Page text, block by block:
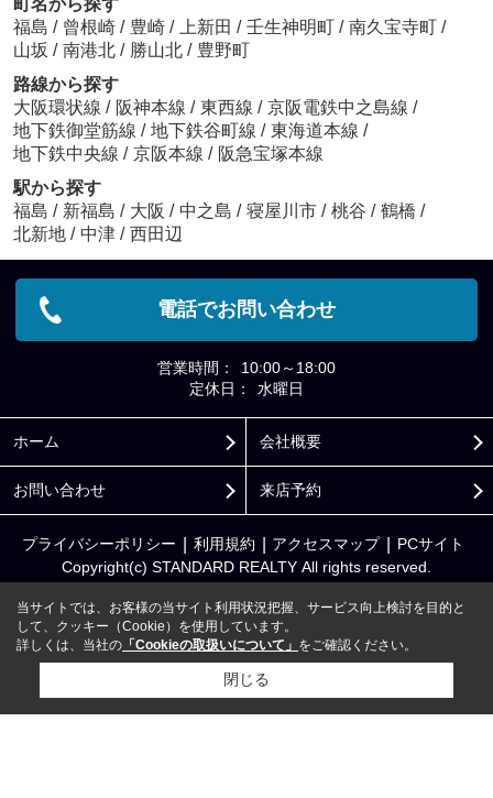
町名から探す
福島 / 曾根崎 / 豊崎 / 上新田 / 壬生神明町 / 南久宝寺町 /
山坂 / 南港北 / 勝山北 / 豊野町
路線から探す
大阪環状線 / 阪神本線 / 東西線 / 京阪電鉄中之島線 /
地下鉄御堂筋線 / 地下鉄谷町線 / 東海道本線 /
地下鉄中央線 / 京阪本線 / 阪急宝塚本線
駅から探す
福島 / 新福島 / 大阪 / 中之島 / 寝屋川市 / 桃谷 / 鶴橋 /
北新地 / 中津 / 西田辺
電話でお問い合わせ
営業時間：
10:00～18:00
定休日：
水曜日
ホーム 会社概要
お問い合わせ 来店予約
プライバシーポリシー 利用規約 アクセスマップ PCサイト
Copyright(c) STANDARD REALTY All rights reserved.
当サイトでは、お客様の当サイト利用状況把握、サービス向上検討を目的と
して、クッキー（Cookie）を使用しています。
詳しくは、当社の 「Cookieの取扱いについて」 をご確認ください。
閉じる